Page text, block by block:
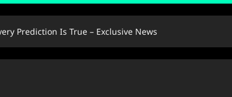
Prediction Is True – Exclusive News